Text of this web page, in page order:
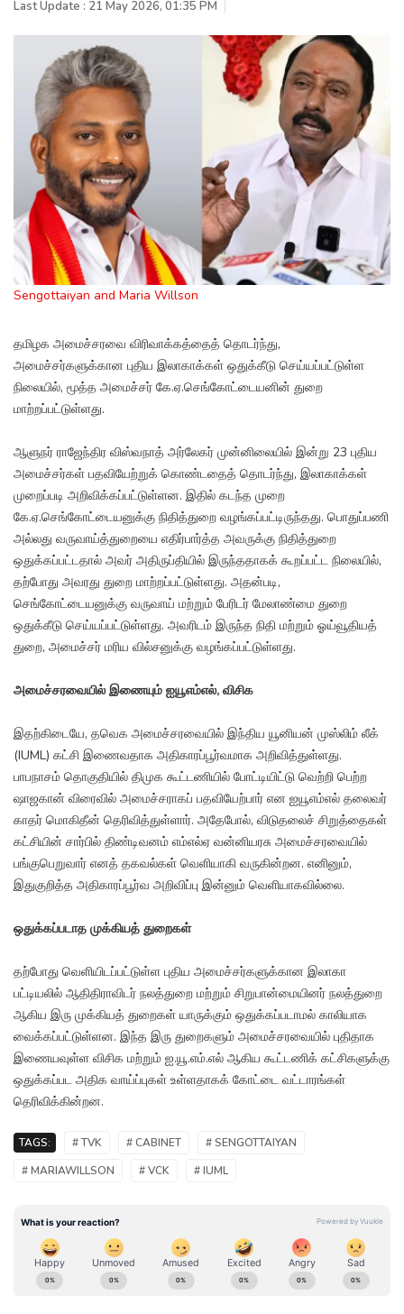
Last Update : 21 May 2026, 01:35 PM
Sengottaiyan and Maria Willson
தமிழக அமைச்சரவை விரிவாக்கத்தைத் தொடர்ந்து,
அமைச்சர்களுக்கான புதிய இலாகாக்கள் ஒதுக்கீடு செய்யப்பட்டுள்ள
நிலையில், மூத்த அமைச்சர் கே.ஏ.செங்கோட்டையனின் துறை
மாற்றப்பட்டுள்ளது.
ஆளுநர் ராஜேந்திர விஸ்வநாத் அர்லேகர் முன்னிலையில் இன்று 23 புதிய
அமைச்சர்கள் பதவியேற்றுக் கொண்டதைத் தொடர்ந்து, இலாகாக்கள்
முறைப்படி அறிவிக்கப்பட்டுள்ளன. இதில் கடந்த முறை
கே.ஏ.செங்கோட்டையனுக்கு நிதித்துறை வழங்கப்பட்டிருந்தது. பொதுப்பணி
அல்லது வருவாய்த்துறையை எதிர்பார்த்த அவருக்கு நிதித்துறை
ஒதுக்கப்பட்டதால் அவர் அதிருப்தியில் இருந்ததாகக் கூறப்பட்ட நிலையில்,
தற்போது அவரது துறை மாற்றப்பட்டுள்ளது. அதன்படி,
செங்கோட்டையனுக்கு வருவாய் மற்றும் பேரிடர் மேலாண்மை துறை
ஒதுக்கீடு செய்யப்பட்டுள்ளது. அவரிடம் இருந்த நிதி மற்றும் ஓய்வூதியத்
துறை, அமைச்சர் மரிய வில்சனுக்கு வழங்கப்பட்டுள்ளது.
அமைச்சரவையில் இணையும் ஐயூஎம்எல், விசிக
இதற்கிடையே, தவெக அமைச்சரவையில் இந்திய யூனியன் முஸ்லிம் லீக்
(IUML) கட்சி இணைவதாக அதிகாரப்பூர்வமாக அறிவித்துள்ளது.
பாபநாசம் தொகுதியில் திமுக கூட்டணியில் போட்டியிட்டு வெற்றி பெற்ற
ஷாஜகான் விரைவில் அமைச்சராகப் பதவியேற்பார் என ஐயூஎம்எல் தலைவர்
காதர் மொகிதீன் தெரிவித்துள்ளார். அதேபோல், விடுதலைச் சிறுத்தைகள்
கட்சியின் சார்பில் திண்டிவனம் எம்எல்ஏ வன்னியரசு அமைச்சரவையில்
பங்குபெறுவார் எனத் தகவல்கள் வெளியாகி வருகின்றன. எனினும்,
இதுகுறித்த அதிகாரப்பூர்வ அறிவிப்பு இன்னும் வெளியாகவில்லை.
ஒதுக்கப்படாத முக்கியத் துறைகள்
தற்போது வெளியிடப்பட்டுள்ள புதிய அமைச்சர்களுக்கான இலாகா
பட்டியலில் ஆதிதிராவிடர் நலத்துறை மற்றும் சிறுபான்மையினர் நலத்துறை
ஆகிய இரு முக்கியத் துறைகள் யாருக்கும் ஒதுக்கப்படாமல் காலியாக
வைக்கப்பட்டுள்ளன. இந்த இரு துறைகளும் அமைச்சரவையில் புதிதாக
இணையவுள்ள விசிக மற்றும் ஐ.யூ.எம்.எல் ஆகிய கூட்டணிக் கட்சிகளுக்கு
ஒதுக்கப்பட அதிக வாய்ப்புகள் உள்ளதாகக் கோட்டை வட்டாரங்கள்
தெரிவிக்கின்றன.
TAGS: # TVK # CABINET
# SENGOTTAIYAN
# MARIAWILLSON
# VCK # IUML